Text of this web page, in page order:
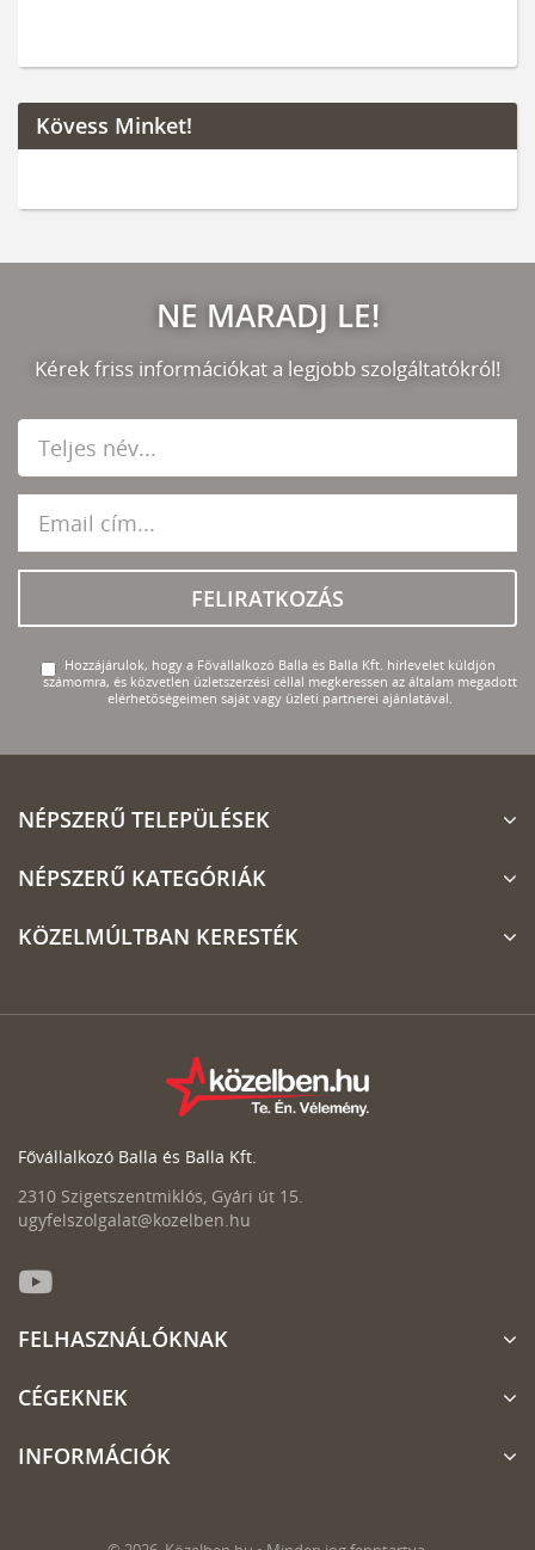
Kövess Minket!
NE MARADJ LE!
Kérek friss információkat a legjobb szolgáltatókról!
FELIRATKOZÁS
Hozzájárulok, hogy a Fővállalkozó Balla és Balla Kft. hírlevelet küldjön
számomra, és közvetlen üzletszerzési céllal megkeressen az általam megadott
elérhetőségeimen saját vagy üzleti partnerei ajánlatával.
NÉPSZERŰ TELEPÜLÉSEK
NÉPSZERŰ KATEGÓRIÁK
KÖZELMÚLTBAN KERESTÉK
Fővállalkozó Balla és Balla Kft.
2310 Szigetszentmiklós, Gyári út 15.
ugyfelszolgalat@kozelben.hu
FELHASZNÁLÓKNAK
CÉGEKNEK
INFORMÁCIÓK